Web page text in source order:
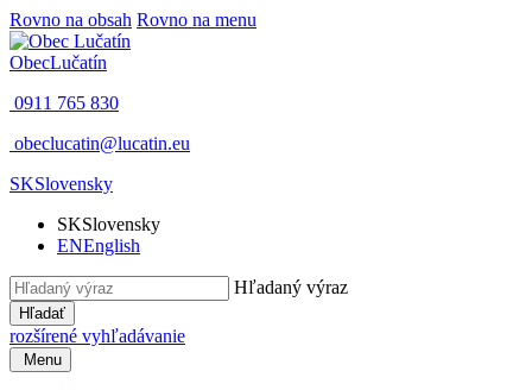
Rovno na obsah Rovno na menu
ObecLučatín
0911 765 830
obeclucatin@lucatin.eu
SKSlovensky
SKSlovensky
ENEnglish
Hľadaný výraz
Hľadať
rozšírené vyhľadávanie
Menu